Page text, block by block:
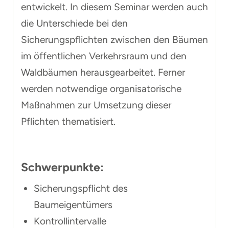
entwickelt. In diesem Seminar werden auch
die Unterschiede bei den
Sicherungspflichten zwischen den Bäumen
im öffentlichen Verkehrsraum und den
Waldbäumen herausgearbeitet. Ferner
werden notwendige organisatorische
Maßnahmen zur Umsetzung dieser
Pflichten thematisiert.
Schwerpunkte:
Sicherungspflicht des
Baumeigentümers
Kontrollintervalle